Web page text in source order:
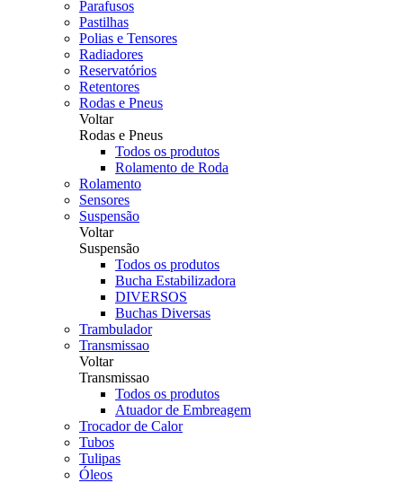
Parafusos
Pastilhas
Polias e Tensores
Radiadores
Reservatórios
Retentores
Rodas e Pneus
Voltar
Rodas e Pneus
Todos os produtos
Rolamento de Roda
Rolamento
Sensores
Suspensão
Voltar
Suspensão
Todos os produtos
Bucha Estabilizadora
DIVERSOS
Buchas Diversas
Trambulador
Transmissao
Voltar
Transmissao
Todos os produtos
Atuador de Embreagem
Trocador de Calor
Tubos
Tulipas
Óleos